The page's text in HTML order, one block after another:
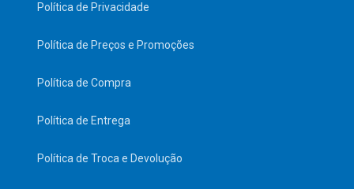
Política de Privacidade
Política de Preços e Promoções
Política de Compra
Política de Entrega
Política de Troca e Devolução